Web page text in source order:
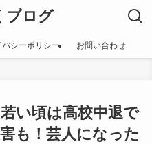
ブログ
バシーポリシー お問い合わせ
い頃は高校中退で
も！芸人になった